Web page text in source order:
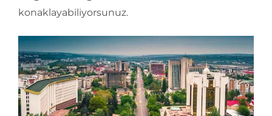
konaklayabiliyorsunuz.